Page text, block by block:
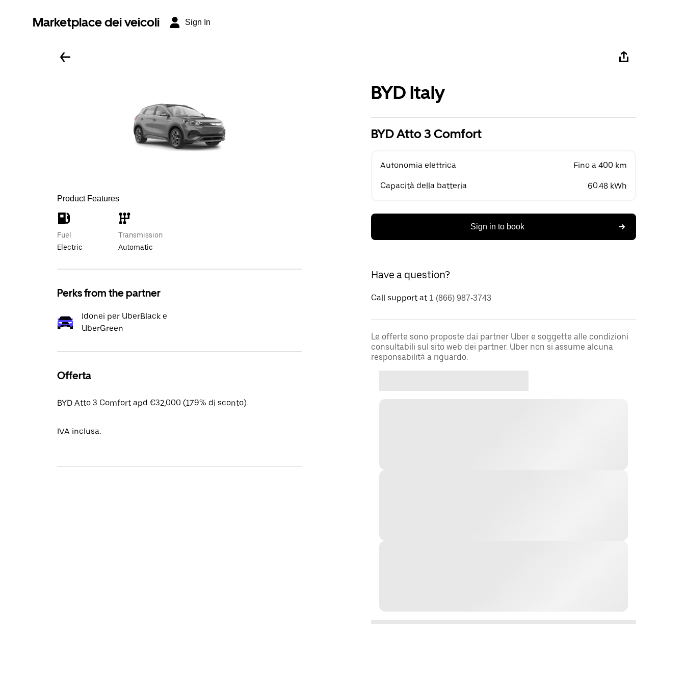
Marketplace dei veicoli Sign In
Product Features
Fuel
Electric
Transmission
Automatic
Perks from the partner
Idonei per UberBlack e
UberGreen
Offerta
BYD Atto 3 Comfort apd €32,000 (17.9% di sconto).
IVA inclusa.
BYD Italy
BYD Atto 3 Comfort
Autonomia elettrica Fino a 400 km
Capacità della batteria 60.48 kWh
Sign in to book
Have a question?
Call support at 1 (866) 987-3743
Le offerte sono proposte dai partner Uber e soggette alle condizioni
consultabili sul sito web dei partner. Uber non si assume alcuna
responsabilità a riguardo.